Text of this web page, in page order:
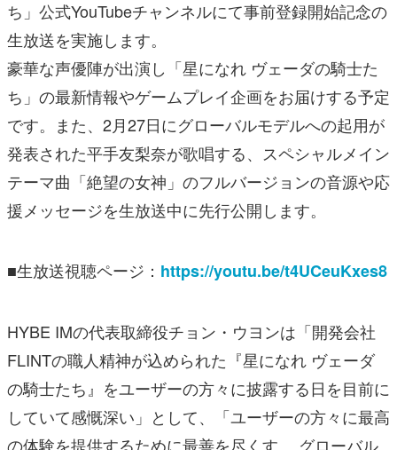
ち」公式YouTubeチャンネルにて事前登録開始記念の
生放送を実施します。
豪華な声優陣が出演し「星になれ ヴェーダの騎士た
ち」の最新情報やゲームプレイ企画をお届けする予定
です。また、2月27日にグローバルモデルへの起用が
発表された平手友梨奈が歌唱する、スペシャルメイン
テーマ曲「絶望の女神」のフルバージョンの音源や応
援メッセージを生放送中に先行公開します。
■生放送視聴ページ： https://youtu.be/t4UCeuKxes8
HYBE IMの代表取締役チョン・ウヨンは「開発会社
FLINTの職人精神が込められた『星になれ ヴェーダ
の騎士たち』をユーザーの方々に披露する日を目前に
していて感慨深い」として、「ユーザーの方々に最高
の体験を提供するために最善を尽くす。 グローバル